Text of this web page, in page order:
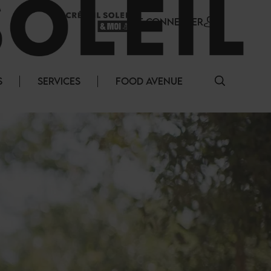
SE CONNECTER
SERVICES FOOD AVENUE